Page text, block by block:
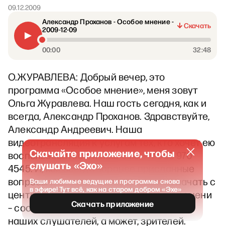
09.12.2009
Александр Проханов - Особое мнение -
2009-12-09
Скачать
00:00 32:48
О.ЖУРАВЛЕВА: Добрый вечер, это
программа «Особое мнение», меня зовут
Ольга Журавлева. Наш гость сегодня, как и
всегда, Александр Проханов. Здравствуйте,
Александр Андреевич. Наша
видеотрансляция к услугам тех, кто хочет ею
воспользоваться, и наш смс - +7 985 970
4545. И, как всегда заранее присланные
вопросы по интернету и хотела бы я начать с
центрального события последнего времени
– соответственно, с вопроса одного из
наших слушателей, а может, зрителей.
Скачайте приложение, чтобы
слушать «Эхо»
Ваши любимые ведущие и программы снова
в эфире! Тут всё, как на старом добром «Эхе»
Скачать приложение